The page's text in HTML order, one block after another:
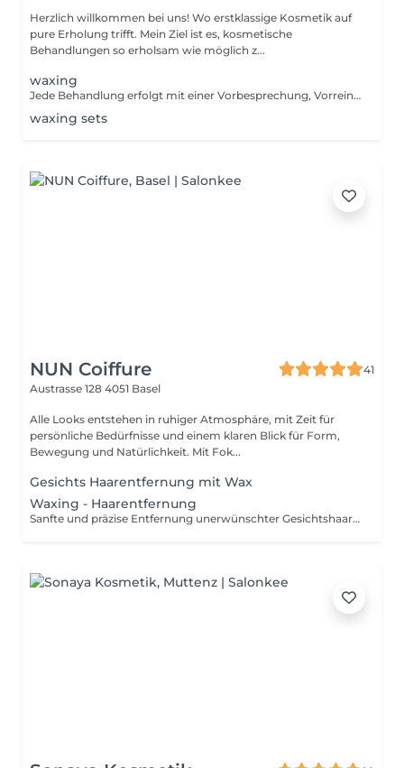
Herzlich willkommen bei uns! Wo erstklassige Kosmetik auf
pure Erholung trifft. Mein Ziel ist es, kosmetische
Behandlungen so erholsam wie möglich z...
waxing
Jede Behandlung erfolgt mit einer Vorbesprechung, Vorreinigung und einer intensiven Nachpflege. Der Wachs wird in Haarwuchsrichtung aufgetragen und entgegen der Haarwuchsrichtung mit einem Vlies abgezogen - somit werden deine Haare inklusiver Haarwurzel entfernt. Deine Haare wachsen feiner und nach einer Zeit sogar weniger nach.
waxing sets
NUN Coiffure
41
Austrasse 128 4051 Basel
Alle Looks entstehen in ruhiger Atmosphäre, mit Zeit für
persönliche Bedürfnisse und einem klaren Blick für Form,
Bewegung und Natürlichkeit. Mit Fok...
Gesichts Haarentfernung mit Wax
Waxing - Haarentfernung
Sanfte und präzise Entfernung unerwünschter Gesichtshaare mit Warmwachs für ein gepflegtes Erscheinungsbild.